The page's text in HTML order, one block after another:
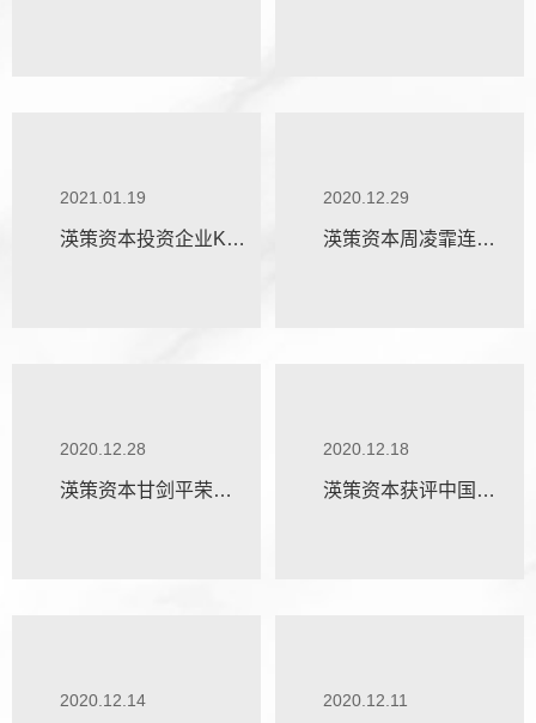
2021.01.19
渶策资本投资企业KK
2020.12.29
渶策资本周凌霏连续
2020.12.28
渶策资本甘剑平荣登
2020.12.18
渶策资本获评中国高
2020.12.14 2020.12.11